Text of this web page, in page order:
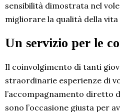
sensibilità dimostrata nel
migliorare la qualità della vita
Un servizio per le
Il coinvolgimento di tanti
straordinarie esperienze di
l’accompagnamento diretto
sono l’occasione giusta per